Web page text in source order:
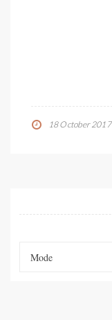
18 October 2017
Mode